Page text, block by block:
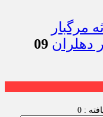
مرگبار
دهلران 09
: 0